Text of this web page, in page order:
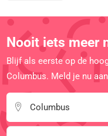
Nooit iets meer
Blijf als eerste op de
Columbus. Meld je nu
Columbus